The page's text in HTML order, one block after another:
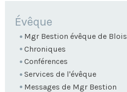
NAVIGATION
Évêque
Mgr Bestion évêque de Blois
Chroniques
Conférences
Services de l'évêque
Messages de Mgr Bestion